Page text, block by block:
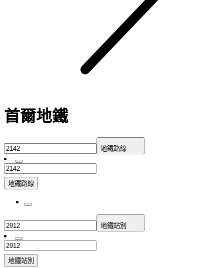
首爾地鐵
地鐵路線
地鐵路線
地鐵站別
地鐵站別